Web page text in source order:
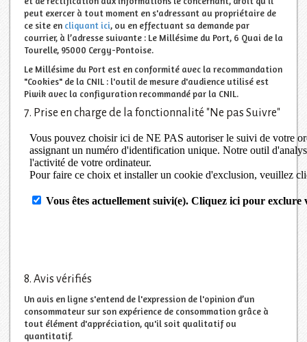
peut exercer à tout moment en s'adressant au propriétaire de
ce site en cliquant ici, ou en effectuant sa demande par
courrier, à l’adresse suivante : Le Millésime du Port, 6 Quai de la
Tourelle, 95000 Cergy-Pontoise.
Le Millésime du Port est en conformité avec la recommandation
"Cookies" de la CNIL : l'outil de mesure d'audience utilisé est
Piwik avec la configuration recommandé par la CNIL.
7. Prise en charge de la fonctionnalité "Ne pas Suivre"
8. Avis vérifiés
Un avis en ligne s'entend de l'expression de l'opinion d’un
consommateur sur son expérience de consommation grâce à
tout élément d'appréciation, qu'il soit qualitatif ou
quantitatif.